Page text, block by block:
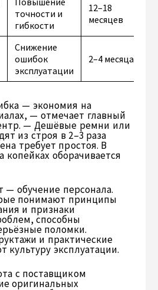
точности и
гибкости
12–18
месяцев
Снижение
ошибок
эксплуатации
2–4 месяца
— экономия на
— отмечает главный
— Дешёвые ремни или
из строя в 2–3 раза
требует простоя. В
копейках оборачивается
— обучение персонала.
понимают принципы
и признаки
способны
поломки.
и практические
культуру эксплуатации.
с поставщиком
оригинальных